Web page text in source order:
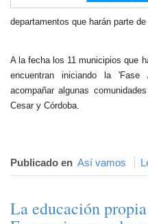
departamentos que harán parte
A la fecha los 11 municipios que
encuentran iniciando la 'Fase
acompañar algunas
Cesar y Córdoba.​
Publicado en Así vamos
La educación